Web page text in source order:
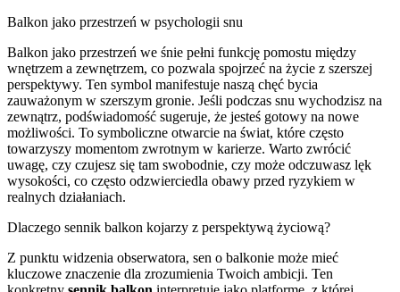
Balkon jako przestrzeń w psychologii snu
Balkon jako przestrzeń we śnie pełni funkcję pomostu między
wnętrzem a zewnętrzem, co pozwala spojrzeć na życie z szerszej
perspektywy. Ten symbol manifestuje naszą chęć bycia
zauważonym w szerszym gronie. Jeśli podczas snu wychodzisz na
zewnątrz, podświadomość sugeruje, że jesteś gotowy na nowe
możliwości. To symboliczne otwarcie na świat, które często
towarzyszy momentom zwrotnym w karierze. Warto zwrócić
uwagę, czy czujesz się tam swobodnie, czy może odczuwasz lęk
wysokości, co często odzwierciedla obawy przed ryzykiem w
realnych działaniach.
Dlaczego sennik balkon kojarzy z perspektywą życiową?
Z punktu widzenia obserwatora, sen o balkonie może mieć
kluczowe znaczenie dla zrozumienia Twoich ambicji. Ten